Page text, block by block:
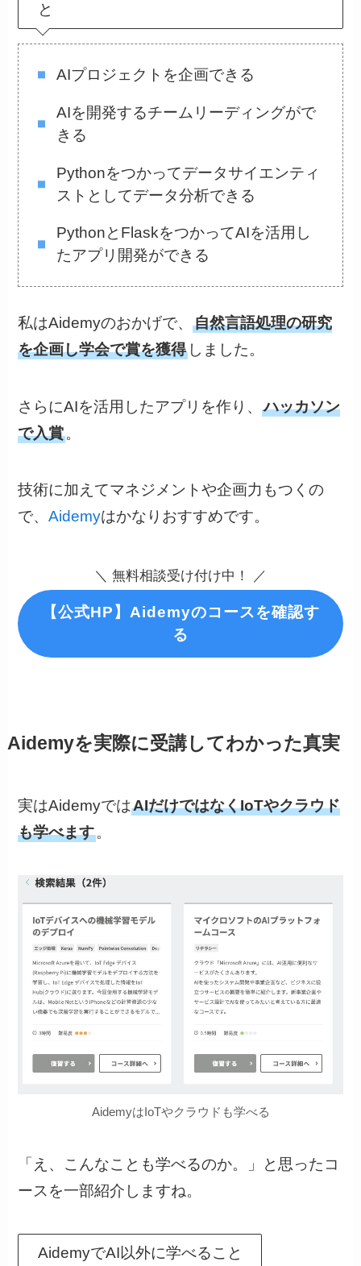
と
AIプロジェクトを企画できる
AIを開発するチームリーディングがで
きる
Pythonをつかってデータサイエンティ
ストとしてデータ分析できる
PythonとFlaskをつかってAIを活用し
たアプリ開発ができる
私はAidemyのおかげで、自然言語処理の研究
を企画し学会で賞を獲得 しました。
さらにAIを活用したアプリを作り、ハッカソン
で入賞。
技術に加えてマネジメントや企画力もつくの
で、Aidemyはかなりおすすめです。
＼ 無料相談受け付け中！ ／
【公式HP】Aidemyのコースを確認す
る
Aidemyを実際に受講してわかった真実
実はAidemyではAIだけではなくIoTやクラウド
も学べます。
AidemyはIoTやクラウドも学べる
「え、こんなことも学べるのか。」と思ったコ
ースを一部紹介しますね。
AidemyでAI以外に学べること